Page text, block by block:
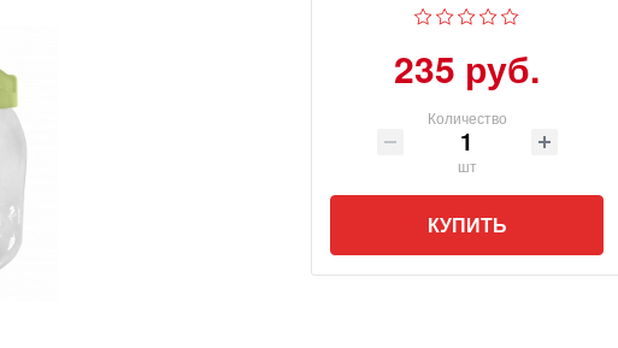
235 руб.
Количество
шт
КУПИТЬ